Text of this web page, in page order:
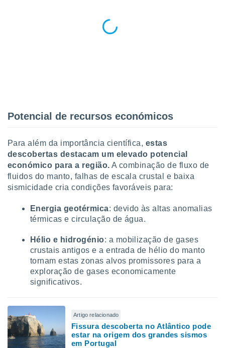
de
1199
Potencial de recursos económicos
Para além da importância científica, estas
descobertas destacam um elevado potencial
económico para a região. A combinação de fluxo de
fluidos do manto, falhas de escala crustal e baixa
sismicidade cria condições favoráveis para:
Energia geotérmica: devido às altas anomalias
térmicas e circulação de água.
Hélio e hidrogénio: a mobilização de gases
crustais antigos e a entrada de hélio do manto
tornam estas zonas alvos promissores para a
exploração de gases economicamente
significativos.
Artigo relacionado
Fissura descoberta no Atlântico pode
estar na origem dos grandes sismos
em Portugal